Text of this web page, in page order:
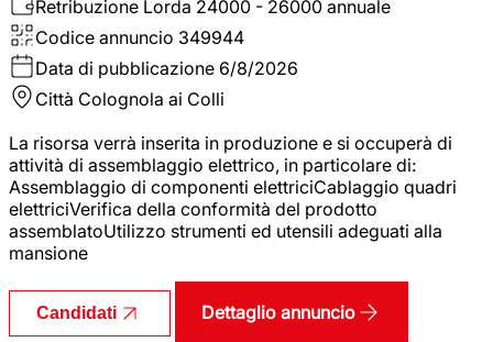
Retribuzione Lorda 24000 - 26000 annuale
Codice annuncio 349944
Data di pubblicazione 6/8/2026
Città Colognola ai Colli
La risorsa verrà inserita in produzione e si occuperà di
attività di assemblaggio elettrico, in particolare di:
Assemblaggio di componenti elettriciCablaggio quadri
elettriciVerifica della conformità del prodotto
assemblatoUtilizzo strumenti ed utensili adeguati alla
mansione
Candidati Dettaglio annuncio